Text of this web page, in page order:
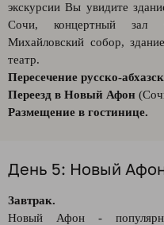
экскурсии Вы увидите
Сочи, концертный зал
Михайловский собор,
театр.
Пересечение русско-
Переезд в Новый Афон
Размещение в гостинице.
День 5: Новый
Завтрак.
Новый Афон -